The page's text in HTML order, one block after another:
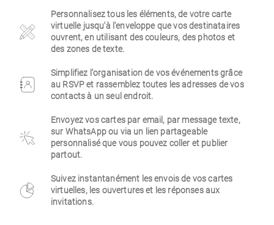
Personnalisez tous les éléments, de votre carte
virtuelle jusqu'à l'enveloppe que vos destinataires
ouvrent, en utilisant des couleurs, des photos et
des zones de texte.
Simplifiez l'organisation de vos événements grâce
au RSVP et rassemblez toutes les adresses de vos
contacts à un seul endroit.
Envoyez vos cartes par email, par message texte,
sur WhatsApp ou via un lien partageable
personnalisé que vous pouvez coller et publier
partout.
Suivez instantanément les envois de vos cartes
virtuelles, les ouvertures et les réponses aux
invitations.